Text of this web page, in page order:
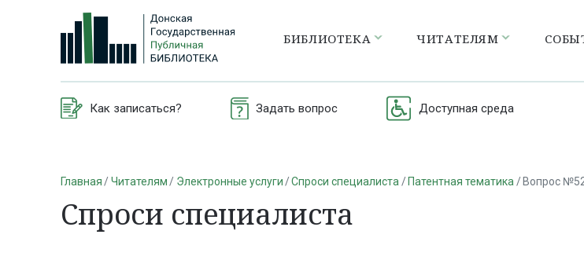
БИБЛИОТЕКА ЧИТАТЕЛЯМ
Как записаться? Задать вопрос Доступная среда
Главная Читателям Электронные услуги Спроси специалиста Патентная тематика Вопрос
Спроси специалиста